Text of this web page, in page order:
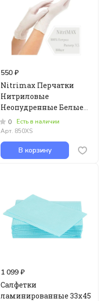
550 ₽
Nitrimax Перчатки
Нитриловые
Неопудренные Белые
размер - XS - 100шт
0
Есть в наличии
Арт. 850XS
В корзину
1 099 ₽
Салфетки
ламинированные 33х45